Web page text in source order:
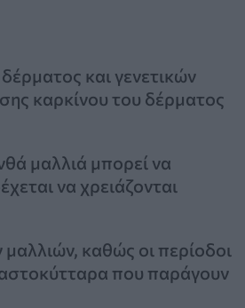
και γενετικών
καρκίνου του δέρματος
μαλλιά μπορεί να
να χρειάζονται
μαλλιών, καθώς οι περίοδοι
που παράγουν